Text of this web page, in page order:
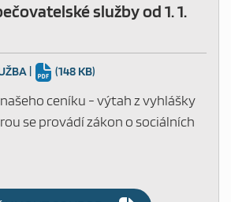
služby od 1. 1.
| (148 KB)
ceníku - výtah z vyhlášky
se provádí zákon o sociálních